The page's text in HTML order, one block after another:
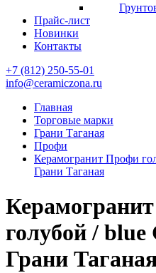
Прайс-лист
Новинки
Контакты
+7 (812) 250-55-01
info@ceramiczona.ru
Главная
Торговые марки
Грани Таганая
Профи
Керамогранит Профи
Грани Таганая
голубой / blue
Грани